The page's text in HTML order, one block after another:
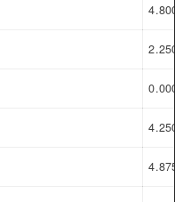
4.800%
2.250%
0.000%
4.250%
4.875%